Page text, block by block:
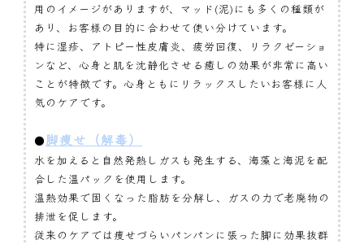
用のイメージがありますが、マッド(泥)にも多くの種類が
あり、お客様の目的に合わせて使い分けています。
特に湿疹、アトピー性皮膚炎、疲労回復、リラクゼーショ
ンなど、心身と肌を沈静化させる癒しの効果が非常に高い
ことが特徴です。心身ともにリラックスしたいお客様に人
気のケアです。
●脚痩せ（解毒）
水を加えると自然発熱しガスも発生する、海藻と海泥を配
合した温パックを使用します。
温熱効果で固くなった脂肪を分解し、ガスの力で老廃物の
排泄を促します。
従来のケアでは痩せづらいパンパンに張った脚に効果抜群